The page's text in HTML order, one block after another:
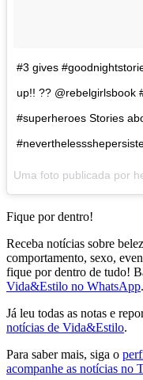
#3 gives
up!! ?? @rebelgirlsbook
#superheroes Stories
Uma foto publicada por
Fique por dentro!
Receba notícias sobre
comportamento, sexo,
fique por dentro de tudo!
Vida&Estilo no WhatsApp.
Já leu todas as notas e
notícias de Vida&Estilo.
Para saber mais, siga o
acompanhe as notícias no